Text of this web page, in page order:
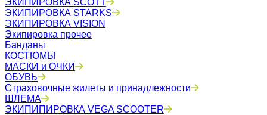
ЭКИПИРОВКА SCOTT
ЭКИПИРОВКА STARKS
ЭКИПИРОВКА VISION
Экипировка прочее
Банданы
КОСТЮМЫ
МАСКИ и ОЧКИ
ОБУВЬ
Страховочные жилеты и принадлежности
ШЛЕМА
ЭКИПИПИРОВКА VEGA SCOOTER